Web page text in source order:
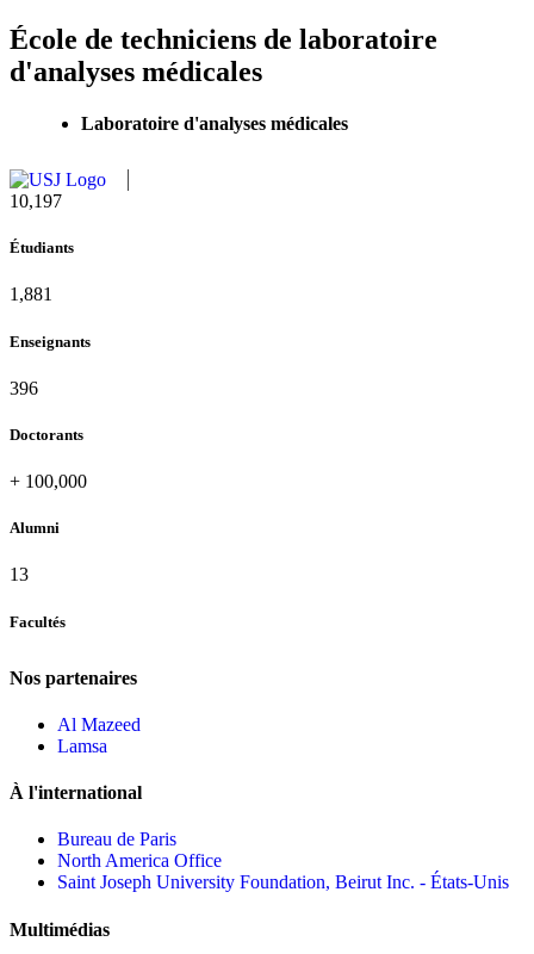
École de techniciens de laboratoire
d'analyses médicales
Laboratoire d'analyses médicales
10,815
Étudiants
1,995
Enseignants
420
Doctorants
+ 100,000
Alumni
13
Facultés
Nos partenaires
Al Mazeed
Lamsa
À l'international
Bureau de Paris
North America Office
Saint Joseph University Foundation, Beirut Inc. - États-Unis
Multimédias